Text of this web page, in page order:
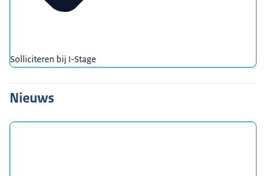
Solliciteren bij I-Stage
Nieuws